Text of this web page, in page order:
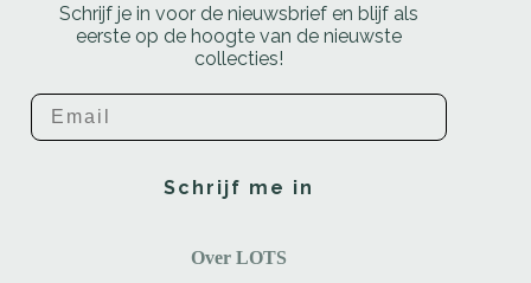
Schrijf je in voor de nieuwsbrief en blijf als
eerste op de hoogte van de nieuwste
collecties!
Email
Schrijf me in
Over LOTS